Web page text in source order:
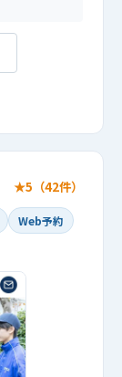
★5（42件）
Web予約